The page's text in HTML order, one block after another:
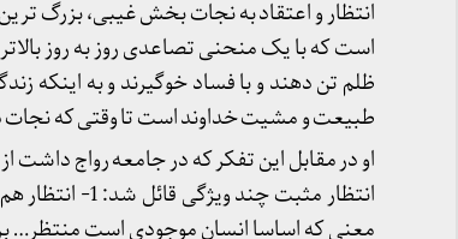
انتظار و اعتقاد به نجات بخش غیبی، بزرگ
است که با یک منحنی تصاعدی روز به روز
ظلم تن دهند و با فساد خوگیرند و به اینکه
طبیعت و مشیت خداوند است تا وقتی که نجات در
او در مقابل این تفکر که در جامعه رواج
انتظار مثبت
معنی که اساسا انسان موجودی است منتظر…